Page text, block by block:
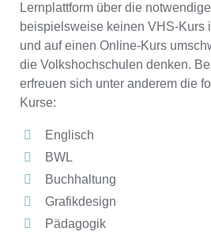
Lernplattform über die
beispielsweise keinen VHS-Kurs
und auf einen Online-Kurs
die Volkshochschulen denken.
erfreuen sich unter anderem die
Kurse:
Englisch
BWL
Buchhaltung
Grafikdesign
Pädagogik